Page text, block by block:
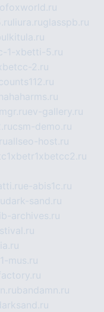
liura.ruglasspb.ru
1-xbetti-5.ru
2.ru
ev-gallery.ru
csm-demo.ru
allseo-host.ru
e-abis1c.ru
dark-sand.ru
archives.ru
1-mus.ru
bandamn.ru